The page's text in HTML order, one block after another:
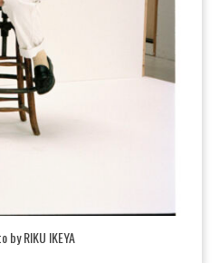
by RIKU IKEYA